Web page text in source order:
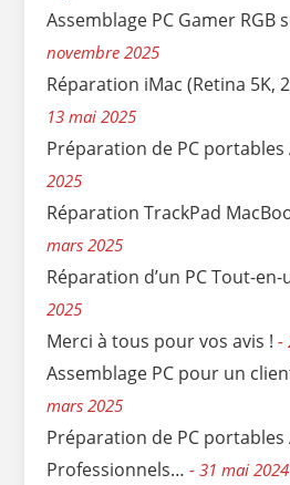
Assemblage PC Gamer RGB
novembre 2025
Réparation iMac (Retina 5K,
13 mai 2025
Préparation de PC portables
2025
Réparation TrackPad
mars 2025
Réparation d’un PC Tout-
2025
Merci à tous pour vos avis !
Assemblage PC pour un
mars 2025
Préparation de PC portables
Professionnels…
31 mai 2024